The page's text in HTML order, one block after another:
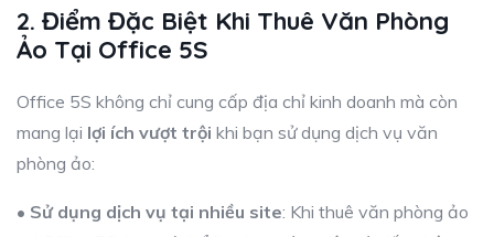
2. Điểm Đặc Biệt Khi Thuê Văn Phòng
Ảo Tại Office 5S
Office 5S không chỉ cung cấp địa chỉ kinh doanh mà còn
mang lại lợi ích vượt trội khi bạn sử dụng dịch vụ văn
phòng ảo:
• Sử dụng dịch vụ tại nhiều site: Khi thuê văn phòng ảo